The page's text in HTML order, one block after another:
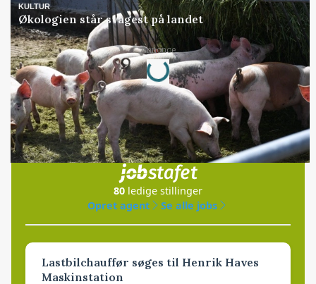
KULTUR
Økologien står svagest på landet
Annonce
Loading...
Jobs
i samarbejde med
80 ledige stillinger
Opret agent
Se alle jobs
Lastbilchauffør søges til Henrik Haves
Maskinstation